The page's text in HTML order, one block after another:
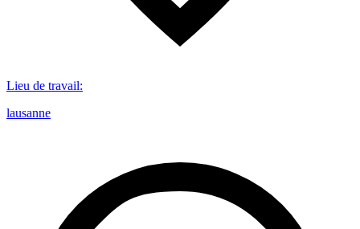
Lieu de travail:
lausanne